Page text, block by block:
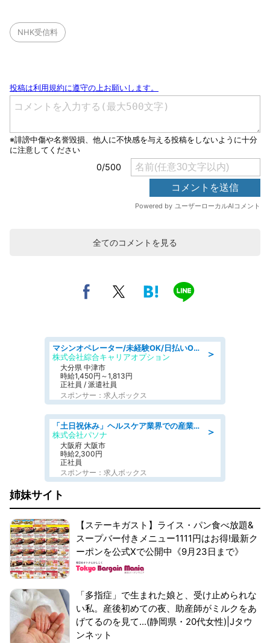
NHK受信料
全てのコメントを見る
＞
マシンオペレーター/未経験OK/日払いOK/寮費無料/交替制/20・30・40代活躍中
株式会社綜合キャリアオプション
大分県 中津市
時給1,450円～1,813円
正社員 / 派遣社員
スポンサー：求人ボックス
＞
「土日祝休み」ヘルスケア業界での産業保健師業務/看護師/高時給/要資格:正看護師
株式会社パソナ
大阪府 大阪市
時給2,300円
正社員
スポンサー：求人ボックス
姉妹サイト
【ステーキガスト】ライス・パン食べ放題&
スープバー付きメニュー1111円はお得!最新ク
ーポンを公式Xで公開中《9月23日まで》
「多指症」で生まれた娘と、受け止められな
い私。産後初めての夜、助産師がミルクをあ
げてるのを見て...(静岡県・20代女性)|Jタウ
ンネット